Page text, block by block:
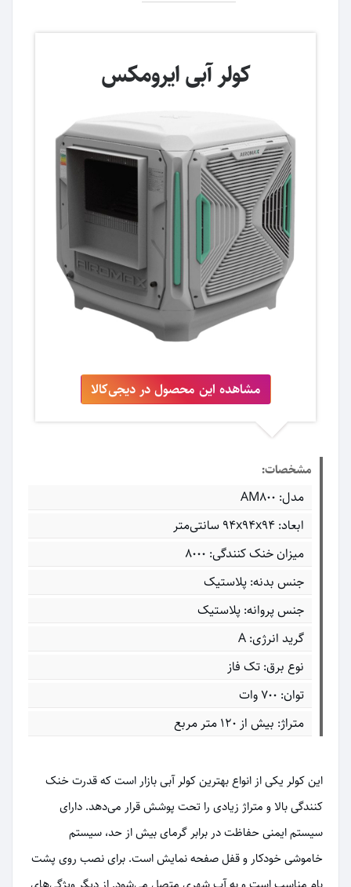
کولر آبی ایرومکس
مشاهده این محصول در دیجی‌کالا
مشخصات:
مدل: AM800
ابعاد: ۹۴x۹۴x۹۴ سانتی‌متر
میزان خنک کنندگی: 8000
جنس بدنه: پلاستیک
جنس پروانه: پلاستیک
گرید انرژی: A
نوع برق: تک فاز
توان: 700 وات
متراژ: بیش از 120 متر مربع
این کولر یکی از انواع بهترین کولر آبی بازار است که قدرت خنک
کنندگی بالا و متراژ زیادی را تحت پوشش قرار می‌دهد. دارای
سیستم ایمنی حفاظت در برابر گرمای بیش از حد، سیستم
خاموشی خودکار و قفل صفحه نمایش است. برای نصب روی پشت